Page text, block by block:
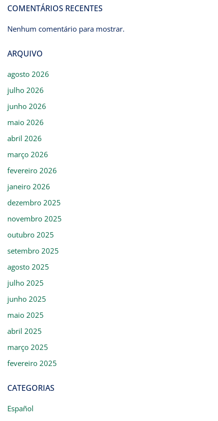
COMENTÁRIOS RECENTES
Nenhum comentário para mostrar.
ARQUIVO
agosto 2026
julho 2026
junho 2026
maio 2026
abril 2026
março 2026
fevereiro 2026
janeiro 2026
dezembro 2025
novembro 2025
outubro 2025
setembro 2025
agosto 2025
julho 2025
junho 2025
maio 2025
abril 2025
março 2025
fevereiro 2025
CATEGORIAS
Español